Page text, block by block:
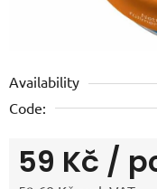
Availability
Code:
59 Kč /